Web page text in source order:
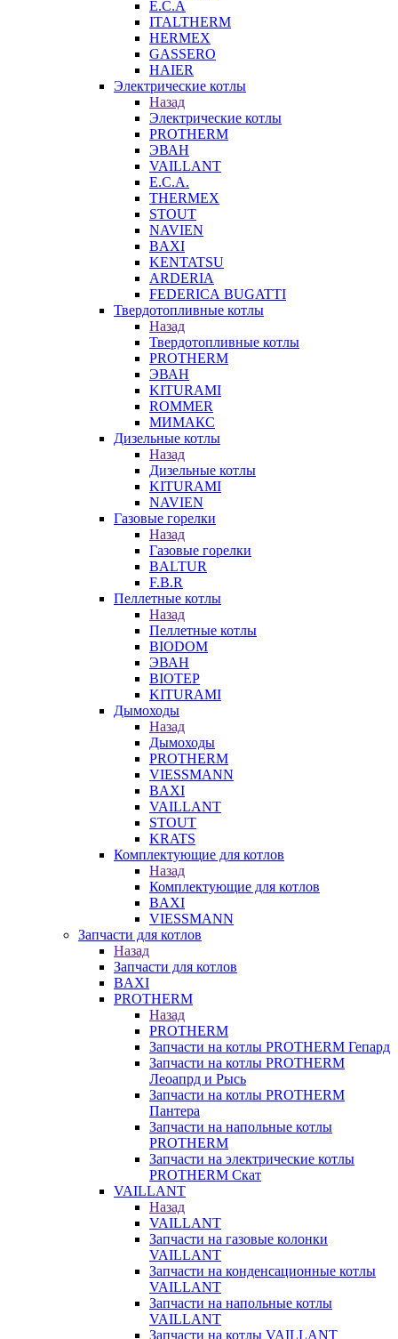
E.C.A
ITALTHERM
HERMEX
GASSERO
HAIER
Электрические котлы
Назад
Электрические котлы
PROTHERM
ЭВАН
VAILLANT
E.C.A.
THERMEX
STOUT
NAVIEN
BAXI
KENTATSU
ARDERIA
FEDERICА BUGATTI
Твердотопливные котлы
Назад
Твердотопливные котлы
PROTHERM
ЭВАН
KITURAMI
ROMMER
МИМАКС
Дизельные котлы
Назад
Дизельные котлы
KITURAMI
NAVIEN
Газовые горелки
Назад
Газовые горелки
BALTUR
F.B.R
Пеллетные котлы
Назад
Пеллетные котлы
BIODOM
ЭВАН
BIOTEP
KITURAMI
Дымоходы
Назад
Дымоходы
PROTHERM
VIESSMANN
BAXI
VAILLANT
STOUT
KRATS
Комплектующие для котлов
Назад
Комплектующие для котлов
BAXI
VIESSMANN
Запчасти для котлов
Назад
Запчасти для котлов
BAXI
PROTHERM
Назад
PROTHERM
Запчасти на котлы PROTHERM Гепард
Запчасти на котлы PROTHERM
Леоапрд и Рысь
Запчасти на котлы PROTHERM
Пантера
Запчасти на напольные котлы
PROTHERM
Запчасти на электрические котлы
PROTHERM Скат
VAILLANT
Назад
VAILLANT
Запчасти на газовые колонки
VAILLANT
Запчасти на конденсационные котлы
VAILLANT
Запчасти на напольные котлы
VAILLANT
Запчасти на котлы VAILLANT